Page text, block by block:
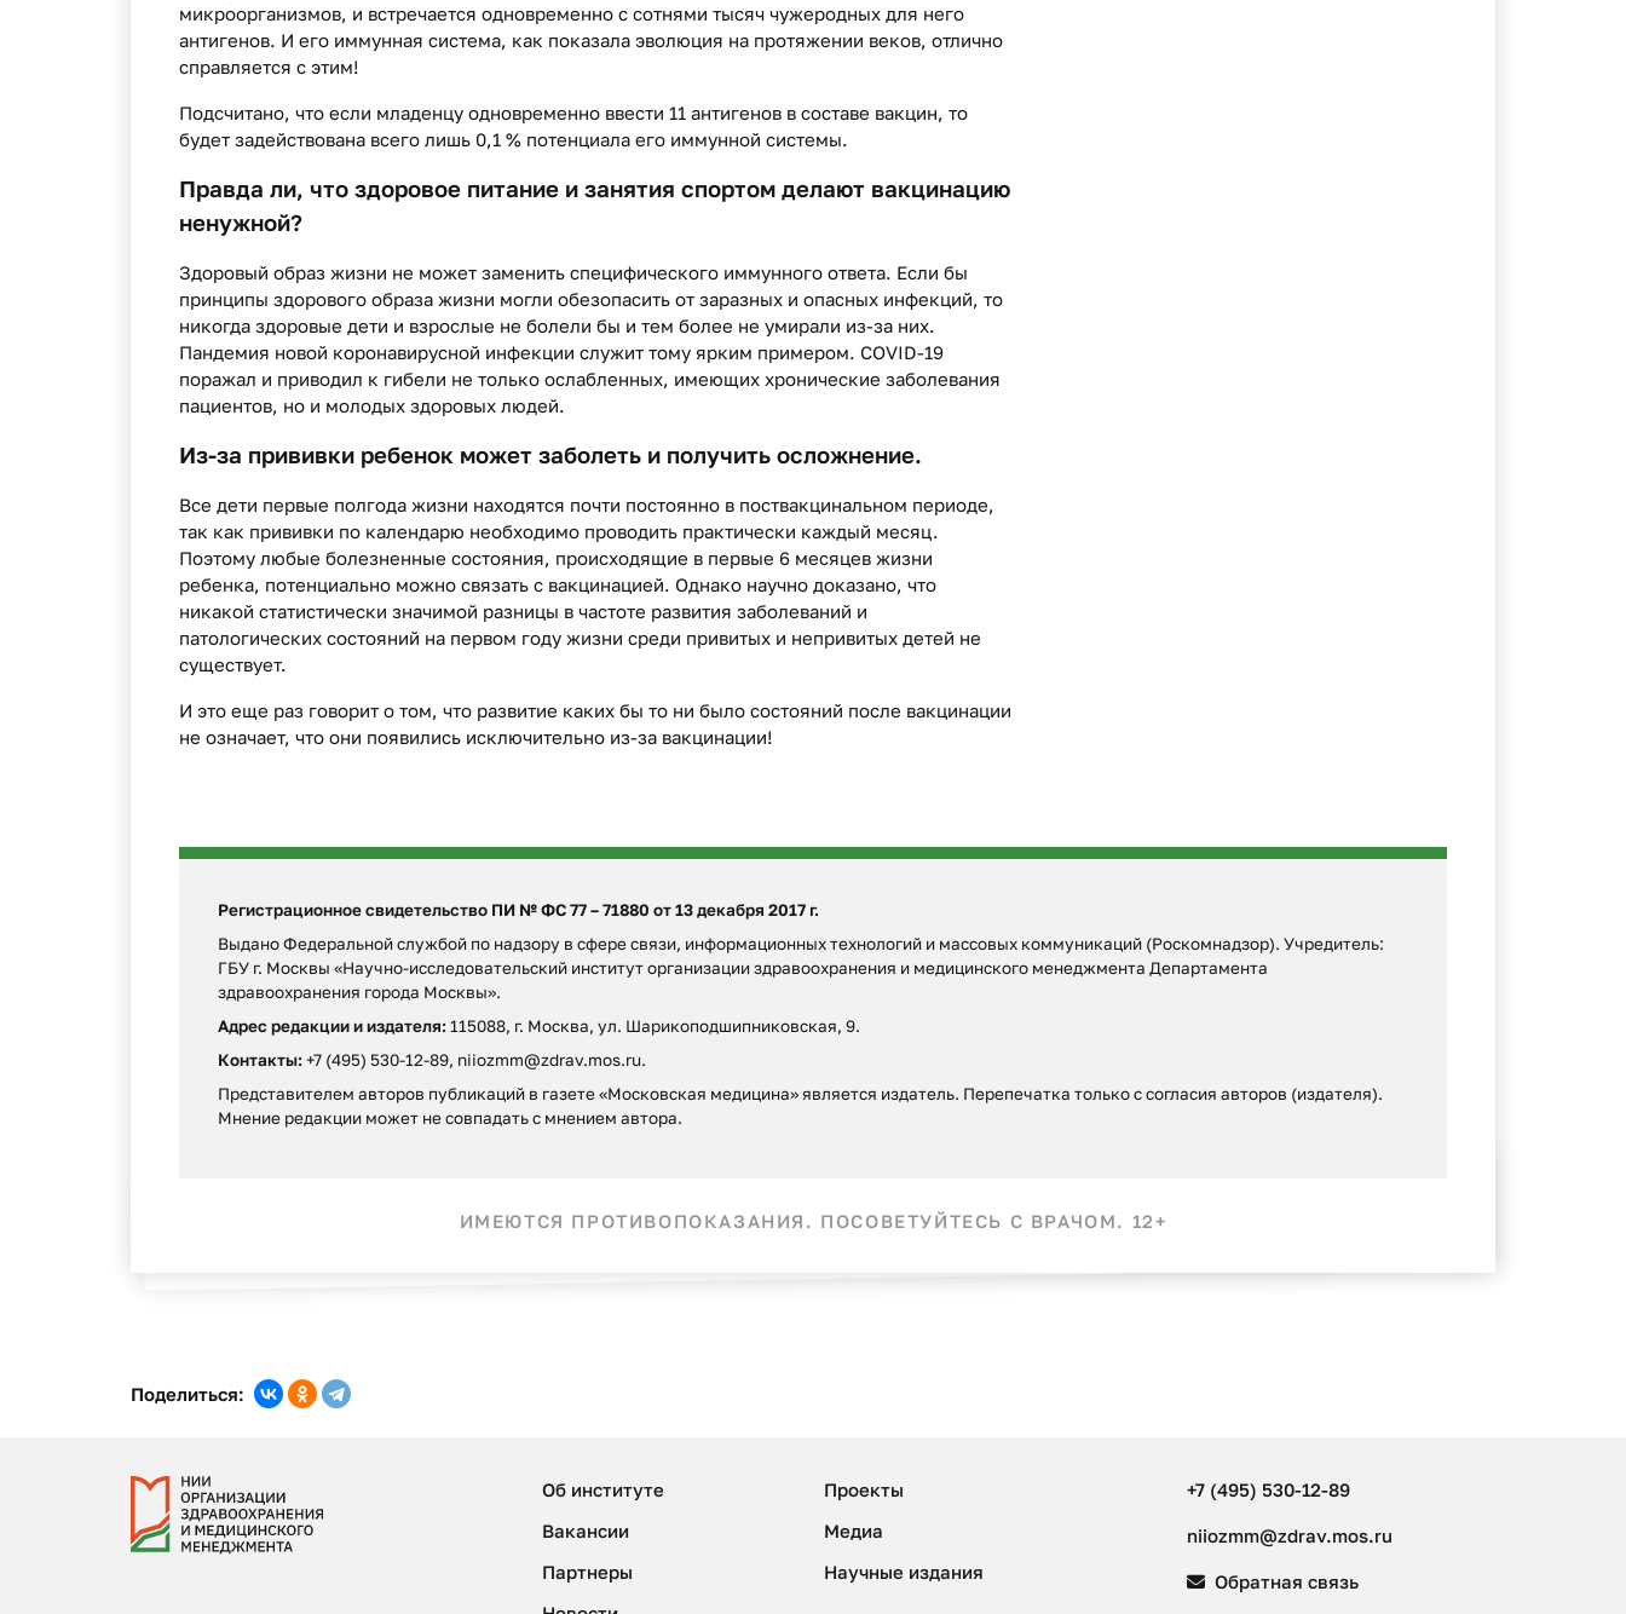
микроорганизмов, и встречается одновременно с сотнями тысяч чужеродных для него
антигенов. И его иммунная система, как показала эволюция на протяжении веков, отлично
справляется с этим!
Подсчитано, что если младенцу одновременно ввести 11 антигенов в составе вакцин, то
будет задействована всего лишь 0,1 % потенциала его иммунной системы.
Правда ли, что здоровое питание и занятия спортом делают вакцинацию
ненужной?
Здоровый образ жизни не может заменить специфического иммунного ответа. Если бы
принципы здорового образа жизни могли обезопасить от заразных и опасных инфекций, то
никогда здоровые дети и взрослые не болели бы и тем более не умирали из-за них.
Пандемия новой коронавирусной инфекции служит тому ярким примером. COVID-19
поражал и приводил к гибели не только ослабленных, имеющих хронические заболевания
пациентов, но и молодых здоровых людей.
Из-за прививки ребенок может заболеть и получить осложнение.
Все дети первые полгода жизни находятся почти постоянно в поствакцинальном периоде,
так как прививки по календарю необходимо проводить практически каждый месяц.
Поэтому любые болезненные состояния, происходящие в первые 6 месяцев жизни
ребенка, потенциально можно связать с вакцинацией. Однако научно доказано, что
никакой статистически значимой разницы в частоте развития заболеваний и
патологических состояний на первом году жизни среди привитых и непривитых детей не
существует.
И это еще раз говорит о том, что развитие каких бы то ни было состояний после вакцинации
не означает, что они появились исключительно из-за вакцинации!
Регистрационное свидетельство ПИ № ФС 77 – 71880 от 13 декабря 2017 г.
Выдано Федеральной службой по надзору в сфере связи, информационных технологий и массовых коммуникаций (Роскомнадзор). Учредитель:
ГБУ г. Москвы «Научно-исследовательский институт организации здравоохранения и медицинского менеджмента Департамента
здравоохранения города Москвы».
Адрес редакции и издателя: 115088, г. Москва, ул. Шарикоподшипниковская, 9.
Контакты: +7 (495) 530-12-89, niiozmm@zdrav.mos.ru.
Представителем авторов публикаций в газете «Московская медицина» является издатель. Перепечатка только с согласия авторов (издателя).
Мнение редакции может не совпадать c мнением автора.
ИМЕЮТСЯ ПРОТИВОПОКАЗАНИЯ. ПОСОВЕТУЙТЕСЬ С ВРАЧОМ. 12+
Поделиться:
+7 (495) 530-12-89
niiozmm@zdrav.mos.ru
Обратная связь
Об институте
Вакансии
Партнеры
Проекты
Медиа
Научные издания